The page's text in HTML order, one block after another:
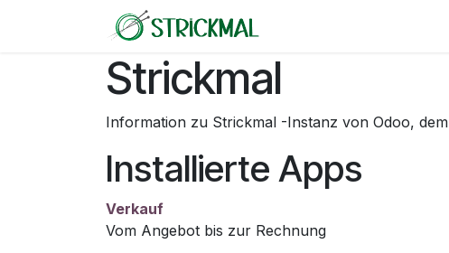
Zum Inhalt springen
Strickmal
Information zu Strickmal -Instanz von Odoo, dem
Installierte Apps
Verkauf
Vom Angebot bis zur Rechnung